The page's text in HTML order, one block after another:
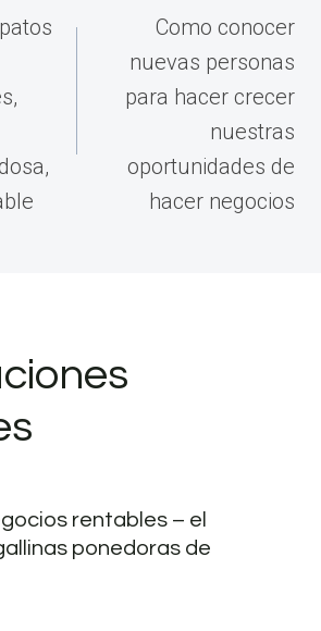
Como conocer
nuevas personas
para hacer crecer
nuestras
oportunidades de
hacer negocios
rentables – el
ponedoras de